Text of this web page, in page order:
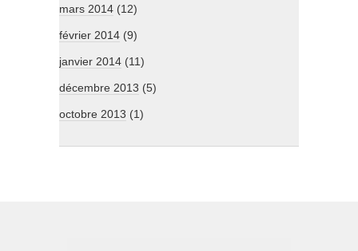
mars 2014 (12)
février 2014 (9)
janvier 2014 (11)
décembre 2013 (5)
octobre 2013 (1)